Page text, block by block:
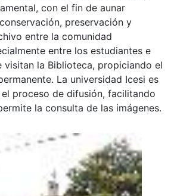
con el fin de aunar
preservación y
entre la comunidad
entre los estudiantes e
visitan la Biblioteca, propiciando el
La universidad Icesi es
proceso de difusión, facilitando
la consulta de las imágenes.